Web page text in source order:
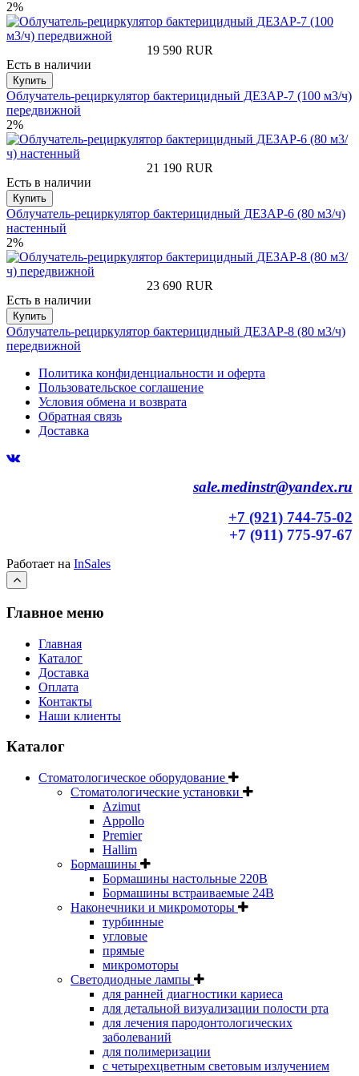
2%
19 590 RUR
Есть в наличии
Купить
Облучатель-рециркулятор бактерицидный ДЕЗАР-7 (100 м3/ч)
передвижной
2%
21 190 RUR
Есть в наличии
Купить
Облучатель-рециркулятор бактерицидный ДЕЗАР-6 (80 м3/ч)
настенный
2%
23 690 RUR
Есть в наличии
Купить
Облучатель-рециркулятор бактерицидный ДЕЗАР-8 (80 м3/ч)
передвижной
Политика конфиденциальности и оферта
Пользовательское соглашение
Условия обмена и возврата
Обратная связь
Доставка
sale.medinstr@yandex.ru
+7 (921) 744-75-02
+7 (911) 775-97-67
Работает на InSales
Главное меню
Главная
Каталог
Доставка
Оплата
Контакты
Наши клиенты
Каталог
Стоматологическое оборудование
Стоматологические установки
Azimut
Appollo
Premier
Hallim
Бормашины
Бормашины настольные 220В
Бормашины встраиваемые 24В
Наконечники и микромоторы
турбинные
угловые
прямые
микромоторы
Светодиодные лампы
для ранней диагностики кариеса
для детальной визуализации полости рта
для лечения пародонтологических
заболеваний
для полимеризации
с четырехцветным световым излучением